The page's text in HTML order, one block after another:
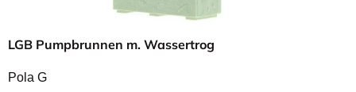
LGB Pumpbrunnen m. Wassertrog
Pola G